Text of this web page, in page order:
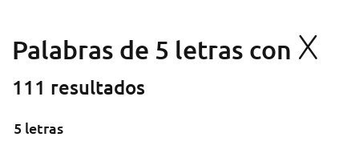
Palabras de 5 letras con X
111 resultados
5 letras